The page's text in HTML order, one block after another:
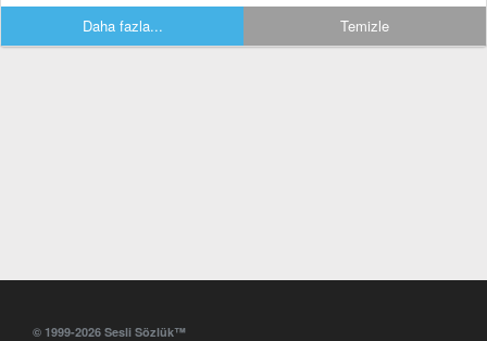
Daha fazla... Temizle
© 1999-2026 Sesli Sözlük™